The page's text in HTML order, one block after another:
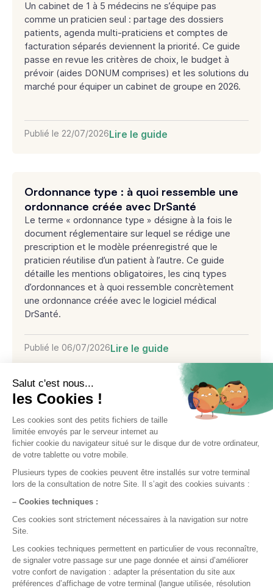
Un cabinet de 1 à 5 médecins ne s’équipe pas
comme un praticien seul : partage des dossiers
patients, agenda multi-praticiens et comptes de
facturation séparés deviennent la priorité. Ce guide
passe en revue les critères de choix, le budget à
prévoir (aides DONUM comprises) et les solutions du
marché pour équiper un cabinet de groupe en 2026.
Publié le 22/07/2026Lire le guide
Ordonnance type : à quoi ressemble une
ordonnance créée avec DrSanté
Le terme « ordonnance type » désigne à la fois le
document réglementaire sur lequel se rédige une
prescription et le modèle préenregistré que le
praticien réutilise d’un patient à l’autre. Ce guide
détaille les mentions obligatoires, les cinq types
d’ordonnances et à quoi ressemble concrètement
une ordonnance créée avec le logiciel médical
DrSanté.
Publié le 06/07/2026Lire le guide
Prêt à nous essayer ?
Essayez gratuitement ou demandez une démo
Test gratuit Démo en ligne